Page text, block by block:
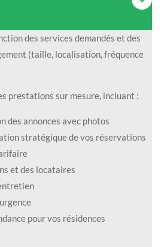
des services demandés et des
(taille, localisation, fréquence
prestations sur mesure, incluant :
des annonces avec photos
stratégique de vos réservations
et des locataires
pour vos résidences